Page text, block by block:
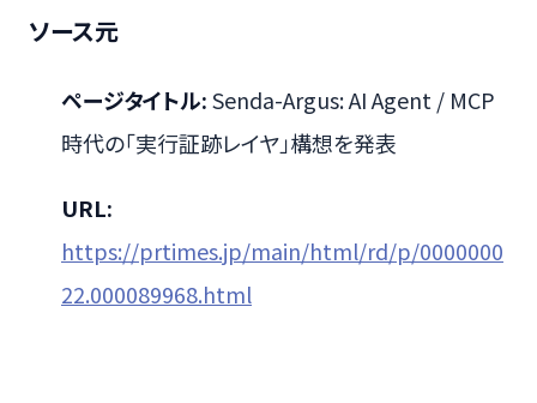
ソース元
ページタイトル:Senda-Argus: AI Agent / MCP
時代の「実行証跡レイヤ」構想を発表
URL:
https://prtimes.jp/main/html/rd/p/0000000
22.000089968.html